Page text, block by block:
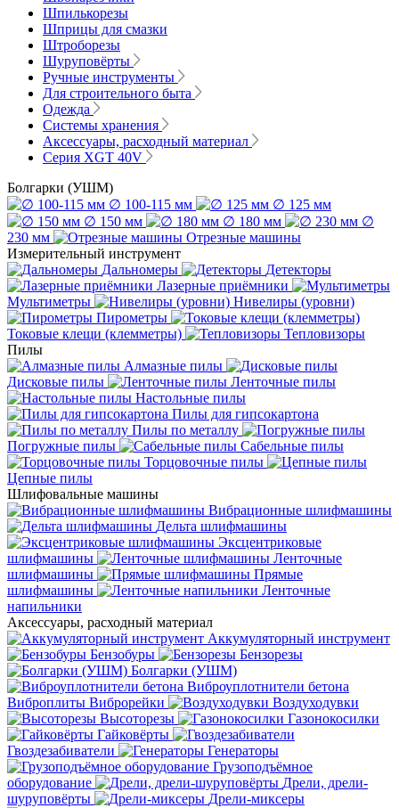
Шпилькорезы
Шприцы для смазки
Штроборезы
Шуруповёрты
Ручные инструменты
Для строительного быта
Одежда
Системы хранения
Аксессуары, расходный материал
Серия XGT 40V
Болгарки (УШМ)
∅ 100-115 мм
∅ 125 мм
∅ 150 мм
∅ 180 мм
∅
230 мм
Отрезные машины
Измерительный инструмент
Дальномеры
Детекторы
Лазерные приёмники
Мультиметры
Нивелиры (уровни)
Пирометры
Токовые клещи (клемметры)
Тепловизоры
Пилы
Алмазные пилы
Дисковые пилы
Ленточные пилы
Настольные пилы
Пилы для гипсокартона
Пилы по металлу
Погружные пилы
Сабельные пилы
Торцовочные пилы
Цепные пилы
Шлифовальные машины
Вибрационные шлифмашины
Дельта шлифмашины
Эксцентриковые
шлифмашины
Ленточные
шлифмашины
Прямые
шлифмашины
Ленточные
напильники
Аксессуары, расходный материал
Аккумуляторный инструмент
Бензобуры
Бензорезы
Болгарки (УШМ)
Виброуплотнители бетона
Виброплиты Виброрейки
Воздуходувки
Высоторезы
Газонокосилки
Гайковёрты
Гвоздезабиватели
Генераторы
Грузоподъёмное
оборудование
Дрели, дрели-
шуруповёрты
Дрели-миксеры